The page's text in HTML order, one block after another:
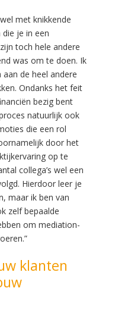
met knikkende
je in een
toch hele andere
was om te doen. Ik
de heel andere
Ondanks het feit
bezig bent
natuurlijk ook
die een rol
door het
op te
collega’s wel een
Hierdoor leer je
maar ik ben van
zelf bepaalde
om mediation-
klanten